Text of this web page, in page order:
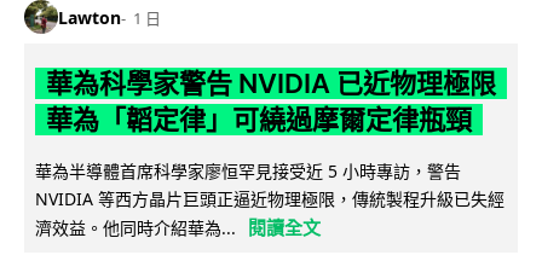
Lawton 1 日
華為科學家警告 NVIDIA 已近物理極限
華為「韜定律」可繞過摩爾定律瓶頸
華為半導體首席科學家廖恒罕見接受近 5 小時專訪，警告
NVIDIA 等西方晶片巨頭正逼近物理極限，傳統製程升級已失經
濟效益。他同時介紹華為...
閱讀全文